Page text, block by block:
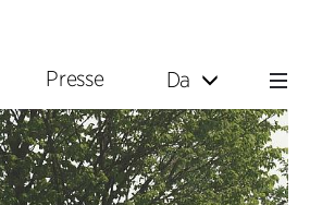
Presse Da